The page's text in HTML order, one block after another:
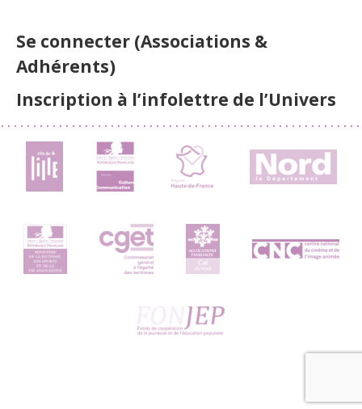
Se connecter (Associations &
Adhérents)
Inscription à l’infolettre de l’Univers